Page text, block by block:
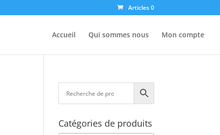
Articles 0
Accueil Qui sommes nous Mon compte
Catégories de produits